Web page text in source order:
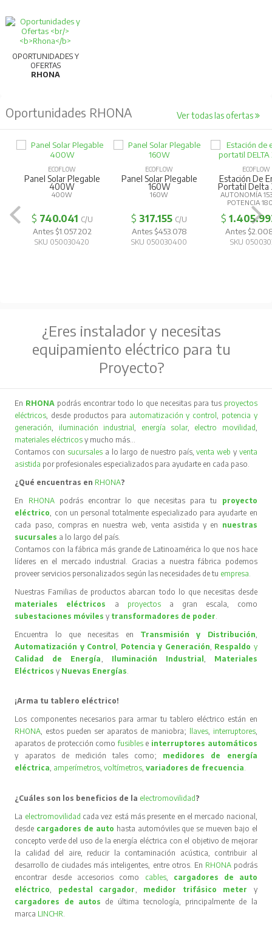
Para más información, consultar la ficha
técnica.
OPORTUNIDADES Y
OFERTAS
RHONA
Oportunidades RHONA Ver todas las ofertas
ECOFLOW
Panel Solar Plegable
400W
400W
$ 740.041 C/U
Antes $1.057.202
SKU 050030420
ECOFLOW
Panel Solar Plegable
160W
160W
$ 317.155 C/U
Antes $453.078
SKU 050030400
ECOFLOW
Estación De
Portatil Delta
AUTONOMÍA
POTENCIA
$
Antes
SKU
¿Eres instalador y necesitas
equipamiento eléctrico para tu
Proyecto?
En RHONA podrás encontrar todo lo que necesitas para tus proyectos
eléctricos, desde productos para automatización y control, potencia y
generación, iluminación industrial, energía solar, electro movilidad,
materiales eléctricos y mucho más…
Contamos con sucursales a lo largo de nuestro país,venta web y venta
asistida por profesionales especializados para ayudarte en cada paso.
¿Qué encuentras en RHONA?
En RHONA podrás encontrar lo que necesitas para tu proyecto
eléctrico, con un personal totalmente especializado para ayudarte en
cada paso, compras en nuestra web, venta asistida y en nuestras
sucursales a lo largo del país.
Contamos con la fábrica más grande de Latinoamérica lo que nos hace
líderes en el mercado industrial. Gracias a nuestra fábrica podemos
proveer servicios personalizados según las necesidades de tu empresa.
Nuestras Familias de productos abarcan todo lo que necesitas desde
materiales eléctricos
a proyectos
a gran escala, como
subestaciones móvilesy transformadores de poder.
Encuentra lo que necesitas en Transmisión y Distribución,
Automatización y Control, Potencia y Generación, Respaldo y
Calidad de Energía, Iluminación Industrial , Materiales
Eléctricos y Nuevas Energías.
¡Arma tu tablero eléctrico!
Los componentes necesarios para armar tu tablero eléctrico están en
RHONA, estos pueden ser aparatos de maniobra; llaves, interruptores,
aparatos de protección comofusibles e interruptores automáticos
y aparatos de medición tales como; medidores de energía
eléctrica, amperímetros,voltímetros,variadores de frecuencia.
¿Cuáles son los beneficios de la electromovilidad ?
La electromovilidad cada vez está más presente en el mercado nacional,
desde cargadores de auto hasta automóviles que se mueven bajo el
concepto verde del uso de la energía eléctrica con el objetivo de mejorar
la calidad del aire, reducir la contaminación acústica, contribuir al
desarrollo de ciudades más inteligentes, entre otros. En RHONA podrás
encontrar desde accesorios como cables, cargadores de auto
eléctrico, pedestal cargador, medidor trifásico meter
y
cargadores de autos de última tecnología, principalmente de la
marca LINCHR.